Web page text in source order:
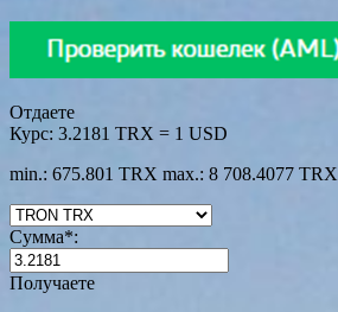
Отдаете
Курс: 3.2181 TRX = 1 USD
min.: 675.801 TRX max.: 8 708.4077 TRX
Сумма*:
Получаете